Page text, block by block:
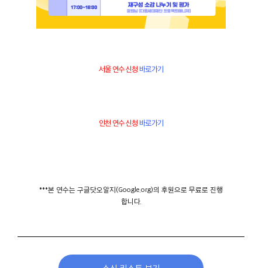
서울 연수 신청 바로가기
인천 연수 신청 바로가기
***본 연수는 구글닷오알지(Google.org)의 후원으로 무료로 진행
합니다.